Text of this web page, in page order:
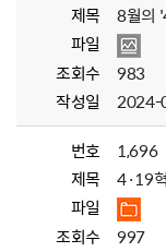
제목
8월의
파일
조회수
983
작성일
2024-
번호
1,696
제목
4·19
파일
조회수
997